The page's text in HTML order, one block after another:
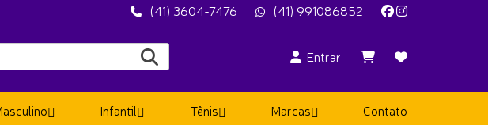
(41) 3604-7476 (41) 991086852
Entrar
Infantil Tênis Marcas Contato